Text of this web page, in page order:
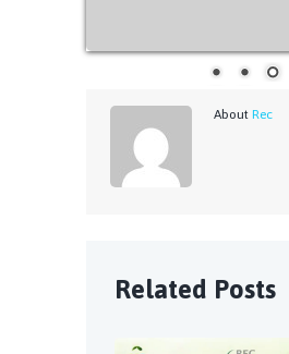
AboutRec
Related Posts